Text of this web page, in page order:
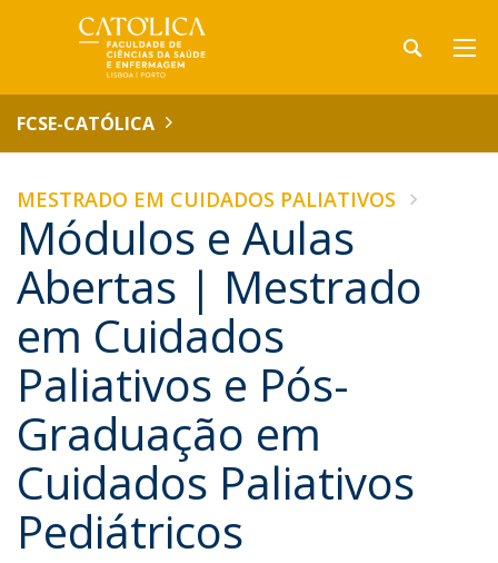
FCSE-CATÓLICA
MESTRADO EM CUIDADOS PALIATIVOS
Módulos e Aulas
Abertas | Mestrado
em Cuidados
Paliativos e Pós-
Graduação em
Cuidados Paliativos
Pediátricos